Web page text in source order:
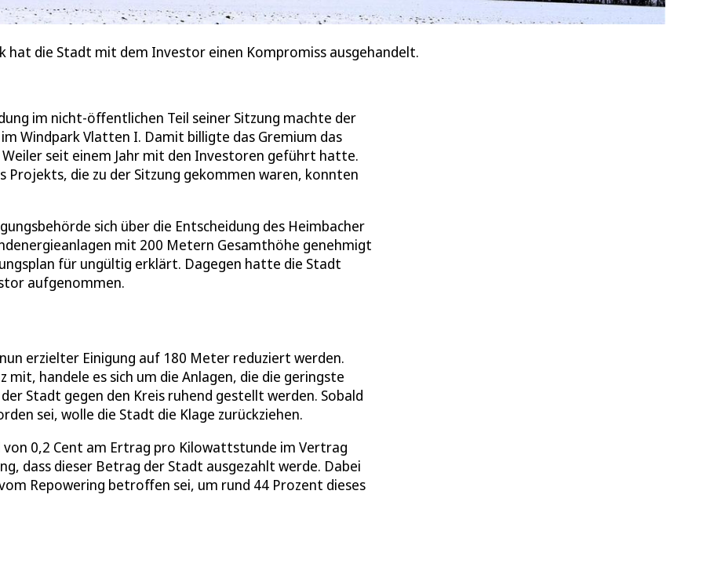
hat die Stadt mit dem Investor einen Kompromiss ausgehandelt.
im nicht-öffentlichen Teil seiner Sitzung machte der
Windpark Vlatten I. Damit billigte das Gremium das
seit einem Jahr mit den Investoren geführt hatte.
Projekts, die zu der Sitzung gekommen waren, konnten
sich über die Entscheidung des Heimbacher
mit 200 Metern Gesamthöhe genehmigt
für ungültig erklärt. Dagegen hatte die Stadt
aufgenommen.
erzielter Einigung auf 180 Meter reduziert werden.
handele es sich um die Anlagen, die die geringste
Stadt gegen den Kreis ruhend gestellt werden. Sobald
sei, wolle die Stadt die Klage zurückziehen.
0,2 Cent am Ertrag pro Kilowattstunde im Vertrag
dass dieser Betrag der Stadt ausgezahlt werde. Dabei
Repowering betroffen sei, um rund 44 Prozent dieses